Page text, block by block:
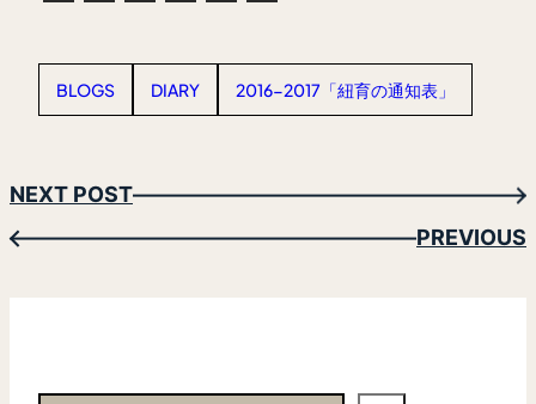
BLOGS DIARY 2016-2017「紐育の通知表」
NEXT POST
→
←
PREVIOUS